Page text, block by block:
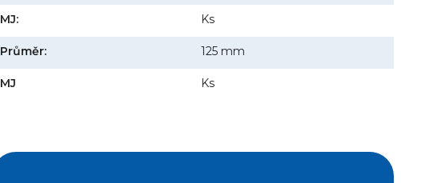
MJ: Ks
Průměr: 125 mm
MJ Ks